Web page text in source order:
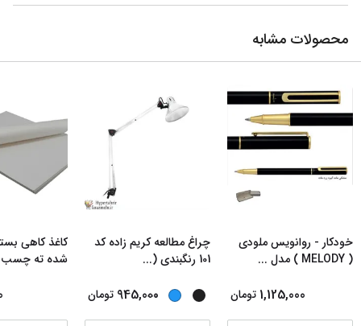
محصولات مشابه
خودکار - روانویس ملودی
( MELODY ) مدل
...
1,125,000 تومان
چراغ مطالعه کریم زاده کد
101 رنگبندی (
...
...
945,000 تومان
کاغذ کاهی
شده ته چسب